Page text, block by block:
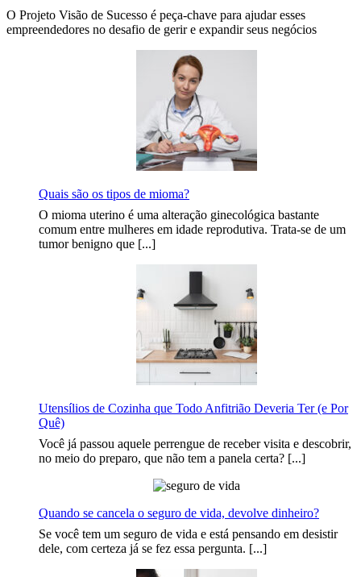
O Projeto Visão de Sucesso é peça-chave para ajudar esses
empreendedores no desafio de gerir e expandir seus negócios
Quais são os tipos de mioma?
O mioma uterino é uma alteração ginecológica bastante
comum entre mulheres em idade reprodutiva. Trata-se de um
tumor benigno que [...]
Utensílios de Cozinha que Todo Anfitrião Deveria Ter (e Por
Quê)
Você já passou aquele perrengue de receber visita e descobrir,
no meio do preparo, que não tem a panela certa? [...]
Quando se cancela o seguro de vida, devolve dinheiro?
Se você tem um seguro de vida e está pensando em desistir
dele, com certeza já se fez essa pergunta. [...]